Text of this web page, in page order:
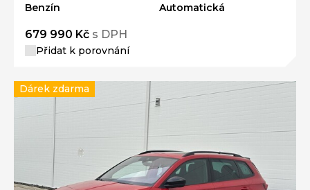
Benzín
Automatická
679 990 Kč s DPH
Přidat k porovnání
Dárek zdarma